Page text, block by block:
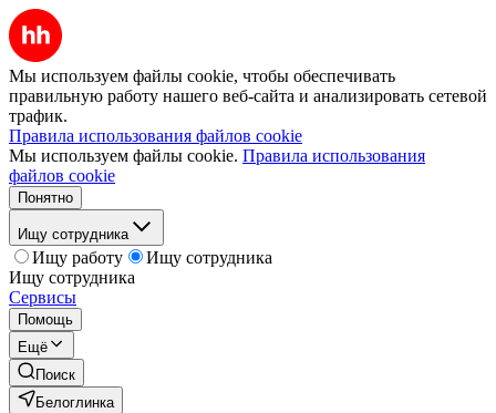
Мы используем файлы cookie, чтобы обеспечивать
правильную работу нашего веб-сайта и анализировать сетевой
трафик.
Правила использования файлов cookie
Мы используем файлы cookie. Правила использования
файлов cookie
Понятно
Ищу сотрудника
Ищу работу
Ищу сотрудника
Ищу сотрудника
Сервисы
Помощь
Ещё
Поиск
Белоглинка